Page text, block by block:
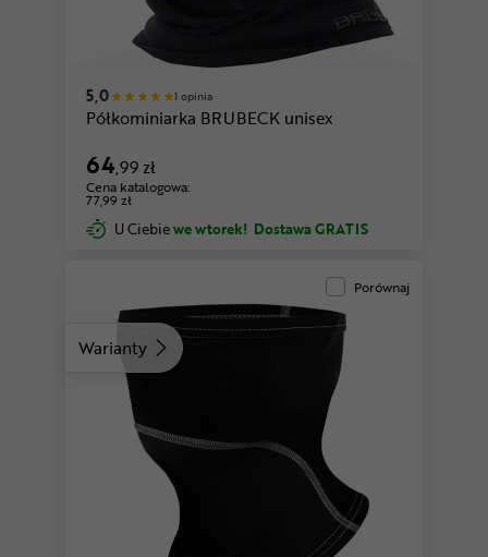
5,0 1 opinia
Półkominiarka BRUBECK unisex
64,99 zł
Cena katalogowa:
77,99 zł
U Ciebiewe wtorek! Dostawa GRATIS
Warianty
Porównaj